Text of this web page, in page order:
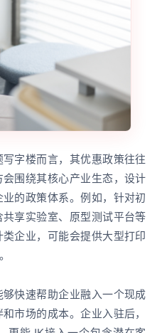
字楼而言，其优惠政策往往
围绕其核心产业生态，设计
的政策体系。例如，针对初
享实验室、原型测试平台等
企业，可能会提供大型打印
快速帮助企业融入一个现成
市场的成本。企业入驻后，